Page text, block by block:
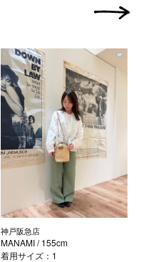
神戸阪急店
MANAMI/ 155cm
着用サイズ：1
次の画像